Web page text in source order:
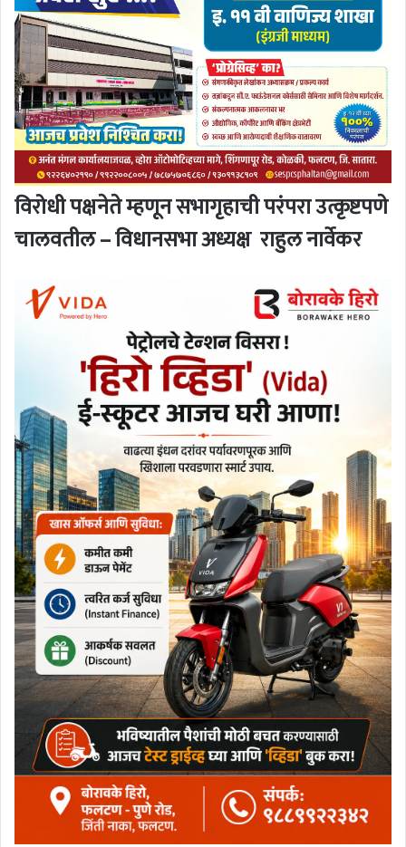
विरोधी पक्षनेते म्हणून सभागृहाची परंपरा उत्कृष्टपणे
चालवतील – विधानसभा अध्यक्ष राहुल नार्वेकर